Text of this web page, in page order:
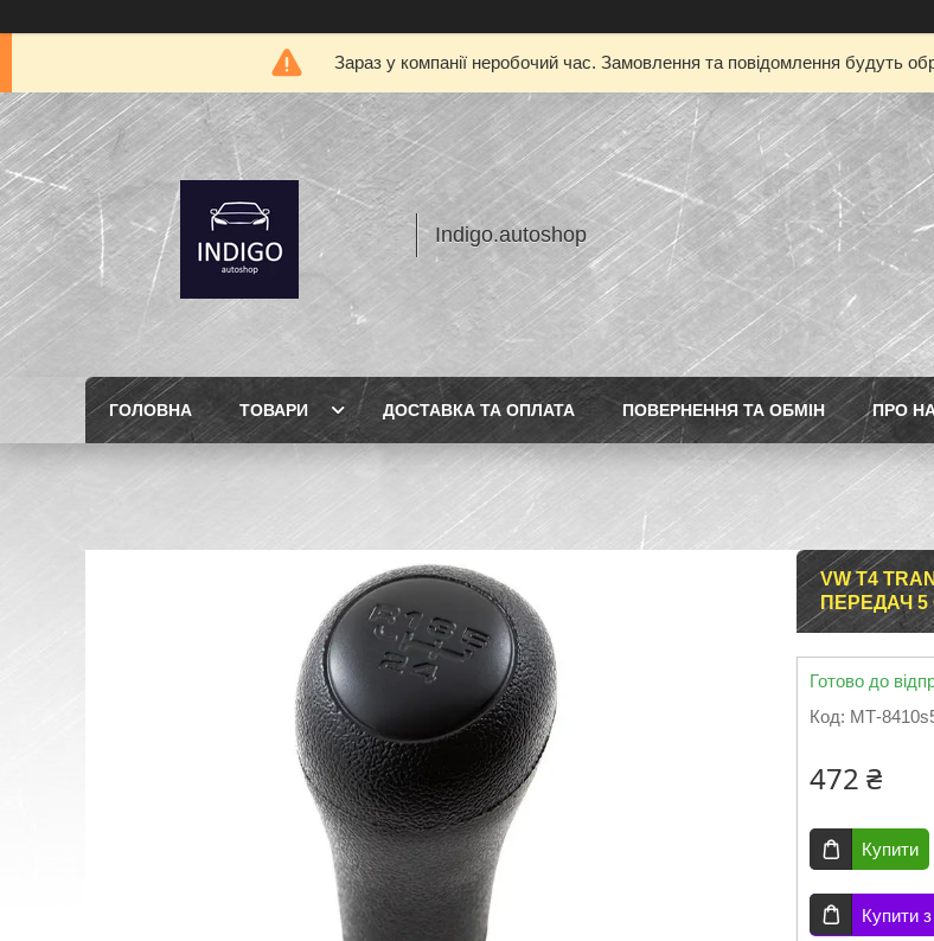
Зараз у компанії неробочий час. Замовлення та повідомлення будуть
Indigo.autoshop
ГОЛОВНА ТОВАРИ ДОСТАВКА ТА ОПЛАТА ПОВЕРНЕННЯ ТА ОБМІН ПРО
VW T4
ПЕРЕДАЧ 5
Готово до
Код: МТ-
472 ₴
Купити
Купити з